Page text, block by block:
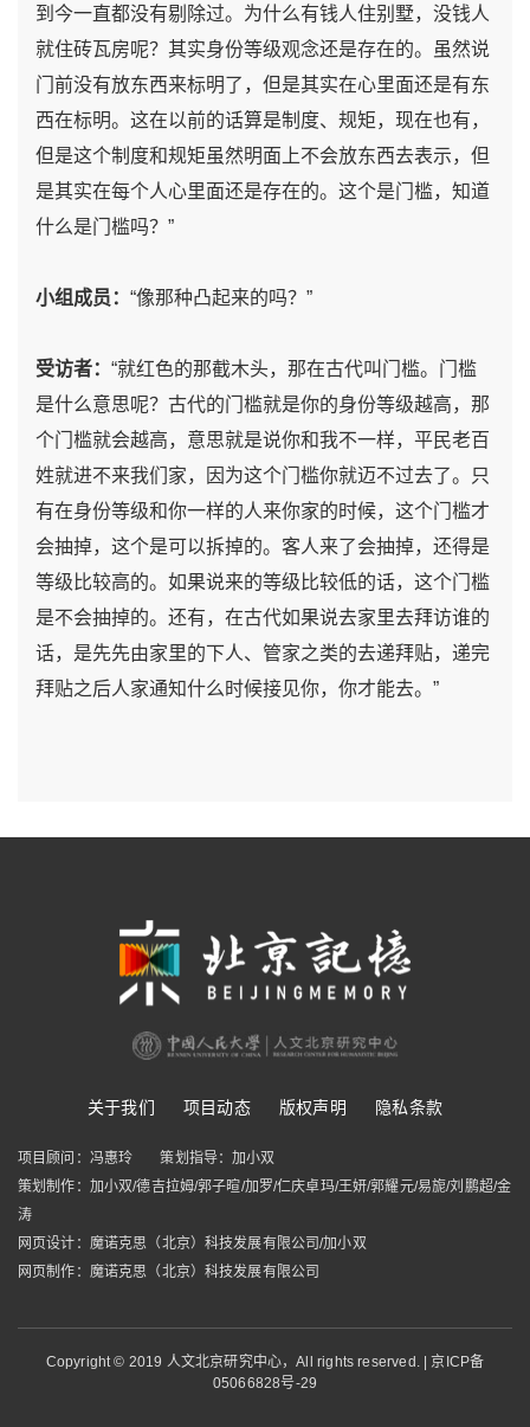
到今一直都没有剔除过。为什么有钱人住别墅，没钱人
就住砖瓦房呢？其实身份等级观念还是存在的。虽然说
门前没有放东西来标明了，但是其实在心里面还是有东
西在标明。这在以前的话算是制度、规矩，现在也有，
但是这个制度和规矩虽然明面上不会放东西去表示，但
是其实在每个人心里面还是存在的。这个是门槛，知道
什么是门槛吗？”
小组成员： “像那种凸起来的吗？”
受访者： “就红色的那截木头，那在古代叫门槛。门槛
是什么意思呢？古代的门槛就是你的身份等级越高，那
个门槛就会越高，意思就是说你和我不一样，平民老百
姓就进不来我们家，因为这个门槛你就迈不过去了。只
有在身份等级和你一样的人来你家的时候，这个门槛才
会抽掉，这个是可以拆掉的。客人来了会抽掉，还得是
等级比较高的。如果说来的等级比较低的话，这个门槛
是不会抽掉的。还有，在古代如果说去家里去拜访谁的
话，是先先由家里的下人、管家之类的去递拜贴，递完
拜贴之后人家通知什么时候接见你，你才能去。”
关于我们 项目动态 版权声明 隐私条款
项目顾问：冯惠玲
策划指导：加小双
策划制作：加小双/德吉拉姆/郭子暄/加罗/仁庆卓玛/王妍/郭耀元/易旎/刘鹏超/金
涛
网页设计：魔诺克思（北京）科技发展有限公司/加小双
网页制作：魔诺克思（北京）科技发展有限公司
Copyright © 2019 人文北京研究中心，All rights reserved. | 京ICP备
05066828号-29